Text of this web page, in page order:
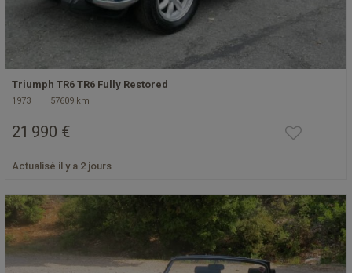
Triumph TR6 TR6 Fully Restored
1973 57609 km
21 990 €
Actualisé il y a 2 jours